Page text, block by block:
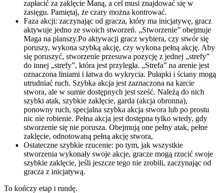
zapłacić za zaklęcie Maną, a cel musi znajdować się w
zasięgu. Pamiętaj, że czary można kontrować.
Faza akcji: zaczynając od gracza, który ma inicjatywę, gracz
aktywuje jedno ze swoich stworzeń. „Stworzenie” obejmuje
Maga na planszy.Po aktywacji gracz wybiera, czy stwór się
poruszy, wykona szybką akcję, czy wykona pełną akcję. Aby
się poruszyć, stworzenie przesuwa pozycję z jednej „strefy”
do innej „strefy”, która jest przyległa. „Strefa” na arenie jest
oznaczona liniami i łatwa do wykrycia. Pułapki i ściany mogą
utrudniać ruch. Szybka akcja jest zaznaczona na karcie
stwora, ale w sumie dostępnych jest sześć. Należą do nich
szybki atak, szybkie zaklęcie, garda (akcja obronna),
ponowny ruch, specjalna szybka akcja stwora lub po prostu
nic nie robienie. Pełna akcja jest dostępna tylko wtedy, gdy
stworzenie się nie porusza. Obejmują one pełny atak, pełne
zaklęcie, odnotowaną pełną akcję stwora,
Ostateczne szybkie rzucenie: po tym, jak wszystkie
stworzenia wykonały swoje akcje, gracze mogą rzucić swoje
szybkie zaklęcie, jeśli jeszcze tego nie zrobili, zaczynając od
gracza z inicjatywą.
To kończy etap i rundę.